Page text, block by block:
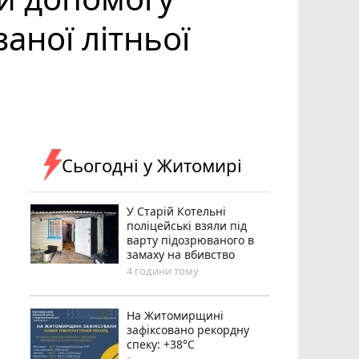
літньої
Сьогодні у Житомирі
У Старій Котельні
поліцейські взяли під
варту підозрюваного в
замаху на вбивство
4 години тому
Н️а Житомирщині
зафіксовано рекордну
спеку: +38°C